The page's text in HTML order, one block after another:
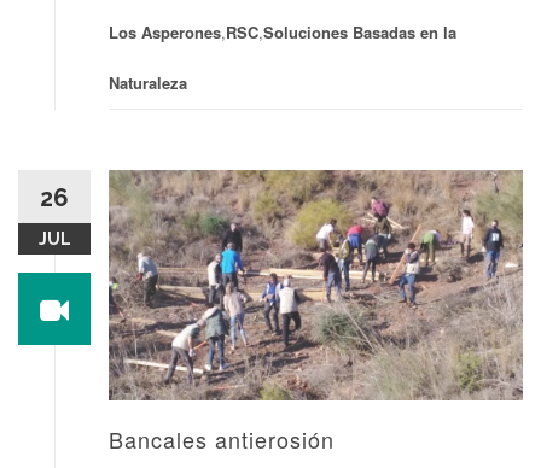
Los Asperones,RSC,Soluciones Basadas en la
Naturaleza
26
JUL
Bancales antierosión